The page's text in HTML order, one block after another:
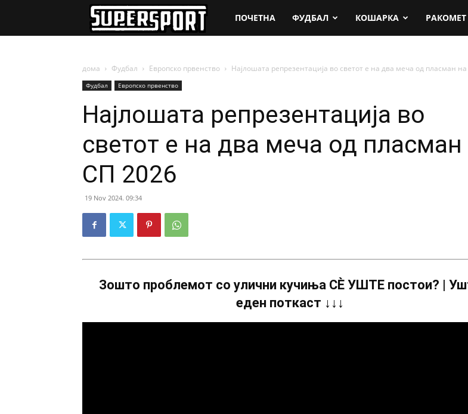
SuperSport.mk
ПОЧЕТНА ФУДБАЛ КОШАРКА РАКОМЕТ
дома Фудбал Европско првенство Најлошата репрезентација во светот е на два меча од пласман
Фудбал Европско првенство
Најлошата репрезентација во
светот е на два меча од пласман
СП 2026
19 Nov 2024. 09:34
Зошто проблемот со улични кучиња СÈ УШТЕ постои? |
еден поткаст ↓↓↓